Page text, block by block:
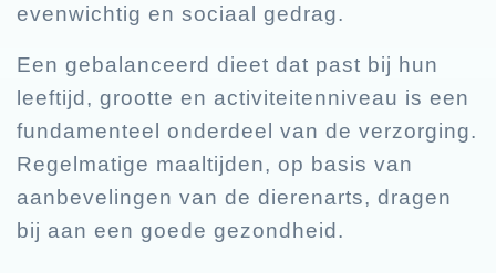
evenwichtig en sociaal gedrag.
Een gebalanceerd dieet dat past bij hun
leeftijd, grootte en activiteitenniveau is een
fundamenteel onderdeel van de verzorging.
Regelmatige maaltijden, op basis van
aanbevelingen van de dierenarts, dragen
bij aan een goede gezondheid.